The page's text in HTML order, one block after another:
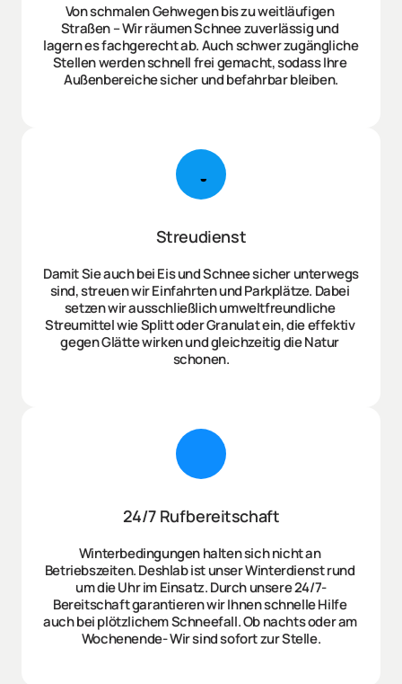
Von schmalen Gehwegen bis zu weitläufigen
Straßen – Wir räumen Schnee zuverlässig und
lagern es fachgerecht ab. Auch schwer zugängliche
Stellen werden schnell frei gemacht, sodass Ihre
Außenbereiche sicher und befahrbar bleiben.
Streudienst
Damit Sie auch bei Eis und Schnee sicher unterwegs
sind, streuen wir Einfahrten und Parkplätze. Dabei
setzen wir ausschließlich umweltfreundliche
Streumittel wie Splitt oder Granulat ein, die effektiv
gegen Glätte wirken und gleichzeitig die Natur
schonen.
24/7 Rufbereitschaft
Winterbedingungen halten sich nicht an
Betriebszeiten. Deshlab ist unser Winterdienst rund
um die Uhr im Einsatz. Durch unsere 24/7-
Bereitschaft garantieren wir Ihnen schnelle Hilfe
auch bei plötzlichem Schneefall. Ob nachts oder am
Wochenende- Wir sind sofort zur Stelle.